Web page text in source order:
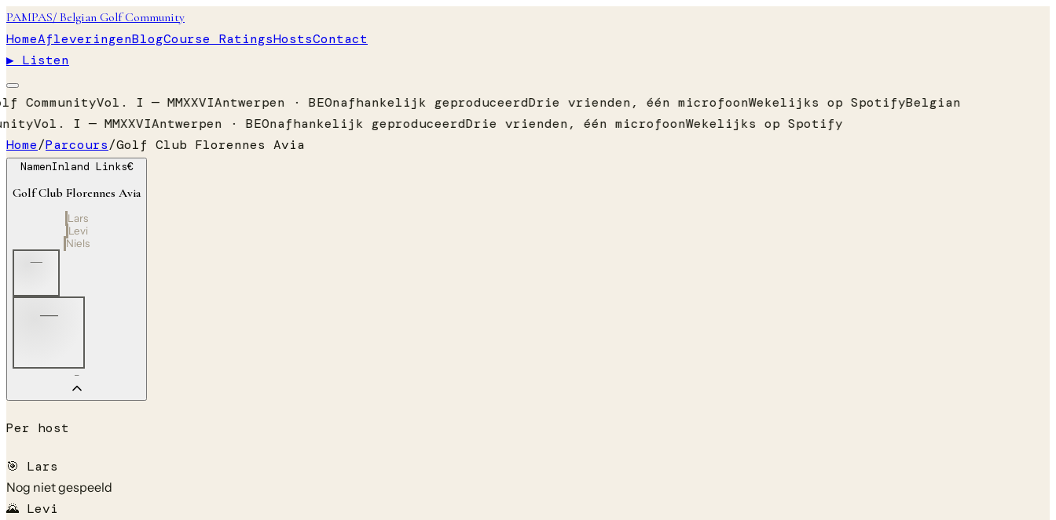
PAMPAS/ Belgian Golf Community
HomeAfleveringenBlogCourse RatingsHostsContact
▶ Listen
CommunityVol. I — MMXXVIAntwerpen · BEOnafhankelijk geproduceerdDrie vrienden, één microfoonWekelijks op SpotifyBelgian
Vol. I — MMXXVIAntwerpen · BEOnafhankelijk geproduceerdDrie vrienden, één microfoonWekelijks op Spotify
Home/Parcours/Golf Club Florennes Avia
NamenInland Links€
Golf Club Florennes Avia
Lars
Levi
Niels
—
—
—
Per host
🎯 Lars
Nog niet gespeeld
🌄 Levi